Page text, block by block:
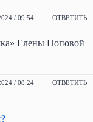
/ 09:54 ОТВЕТИТЬ
Елены Поповой
/ 08:24 ОТВЕТИТЬ